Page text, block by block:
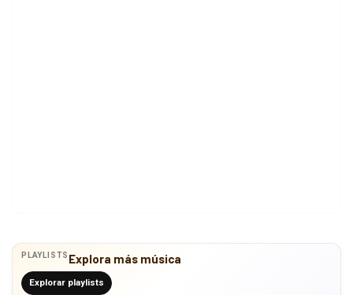
PLAYLISTS Explora más música
Explorar playlists